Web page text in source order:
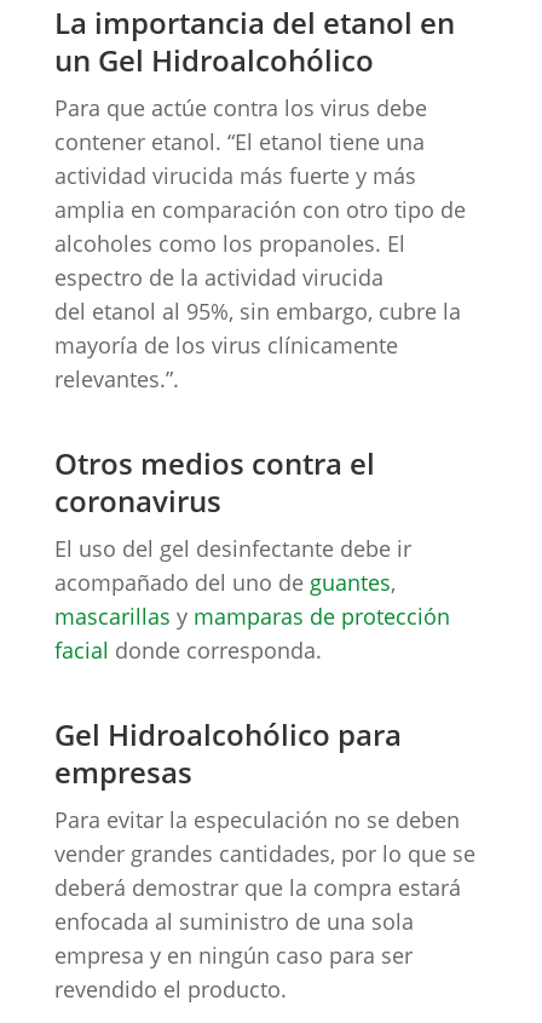
La importancia del etanol en
un Gel Hidroalcohólico
Para que actúe contra los virus debe
contener etanol. “El etanol tiene una
actividad virucida más fuerte y más
amplia en comparación con otro tipo de
alcoholes como los propanoles. El
espectro de la actividad virucida
del etanol al 95%, sin embargo, cubre la
mayoría de los virus clínicamente
relevantes.”.
Otros medios contra el
coronavirus
El uso del gel desinfectante debe ir
acompañado del uno de guantes,
mascarillas y mamparas de protección
facial donde corresponda.
Gel Hidroalcohólico para
empresas
Para evitar la especulación no se deben
vender grandes cantidades, por lo que se
deberá demostrar que la compra estará
enfocada al suministro de una sola
empresa y en ningún caso para ser
revendido el producto.